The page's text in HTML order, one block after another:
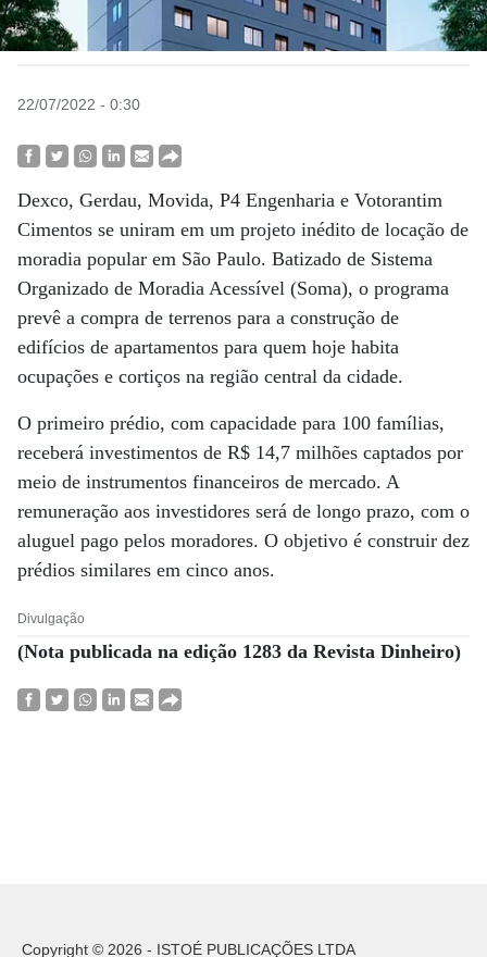
22/07/2022 - 0:30
Dexco, Gerdau, Movida, P4 Engenharia e Votorantim
Cimentos se uniram em um projeto inédito de locação de
moradia popular em São Paulo. Batizado de Sistema
Organizado de Moradia Acessível (Soma), o programa
prevê a compra de terrenos para a construção de
edifícios de apartamentos para quem hoje habita
ocupações e cortiços na região central da cidade.
O primeiro prédio, com capacidade para 100 famílias,
receberá investimentos de R$ 14,7 milhões captados por
meio de instrumentos financeiros de mercado. A
remuneração aos investidores será de longo prazo, com o
aluguel pago pelos moradores. O objetivo é construir dez
prédios similares em cinco anos.
Divulgação
(Nota publicada na edição 1283 da Revista Dinheiro)
Copyright © 2026 - ISTOÉ PUBLICAÇÕES LTDA